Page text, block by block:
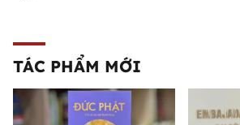
TÁC PHẨM MỚI